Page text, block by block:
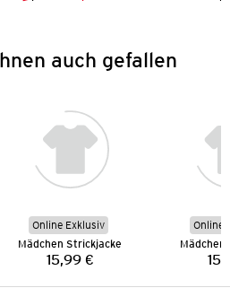
auch gefallen
Online Exklusiv
Mädchen Strickjacke
Preis:
15,99 €
Online
Mädchen